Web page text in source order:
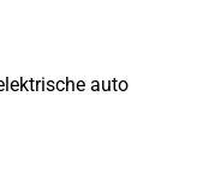
auto